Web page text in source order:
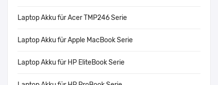
Laptop Akku für Acer TMP246 Serie
Laptop Akku für Apple MacBook Serie
Laptop Akku für HP EliteBook Serie